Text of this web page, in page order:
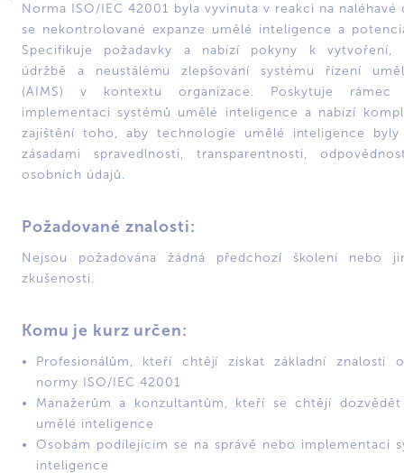
Norma ISO/IEC 42001 byla vyvinuta v reakci na
se nekontrolované expanze umělé inteligence a
Specifikuje požadavky a nabízí pokyny k vytvoření,
údržbě a neustálému zlepšování systému řízení
(AIMS) v kontextu organizace. Poskytuje
implementaci systémů umělé inteligence a nabízí
zajištění toho, aby technologie umělé inteligence
zásadami spravedlnosti, transparentnosti,
osobních údajů.
Požadované znalosti:
Nejsou požadována žádná předchozí školení nebo
zkušenosti.
Komu je kurz určen:
Profesionálům, kteří chtějí získat základní znalosti
normy ISO/IEC 42001
Manažerům a konzultantům, kteří se chtějí
umělé inteligence
Osobám podílejícím se na správě nebo implementaci
inteligence